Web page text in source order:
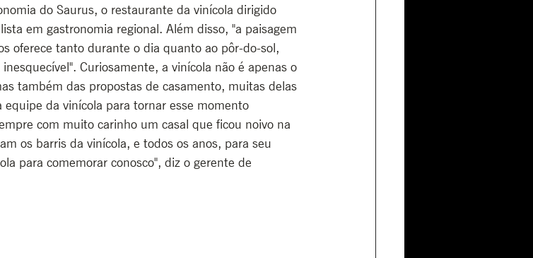
do Saurus, o restaurante da vinícola dirigido
em gastronomia regional. Além disso, "a paisagem
oferece tanto durante o dia quanto ao pôr-do-sol,
Curiosamente, a vinícola não é apenas o
também das propostas de casamento, muitas delas
da vinícola para tornar esse momento
com muito carinho um casal que ficou noivo na
os barris da vinícola, e todos os anos, para seu
para comemorar conosco", diz o gerente de